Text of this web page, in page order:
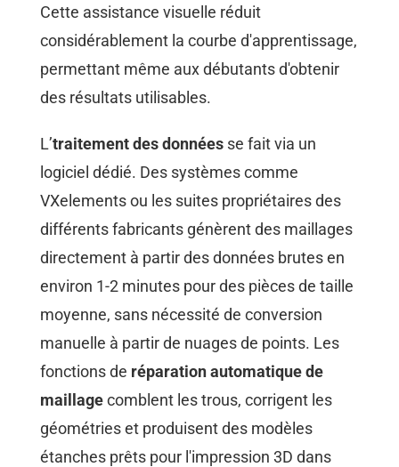
Cette assistance visuelle réduit
considérablement la courbe d'apprentissage,
permettant même aux débutants d'obtenir
des résultats utilisables.
L’traitement des données se fait via un
logiciel dédié. Des systèmes comme
VXelements ou les suites propriétaires des
différents fabricants génèrent des maillages
directement à partir des données brutes en
environ 1-2 minutes pour des pièces de taille
moyenne, sans nécessité de conversion
manuelle à partir de nuages de points. Les
fonctions de réparation automatique de
maillagecomblent les trous, corrigent les
géométries et produisent des modèles
étanches prêts pour l'impression 3D dans